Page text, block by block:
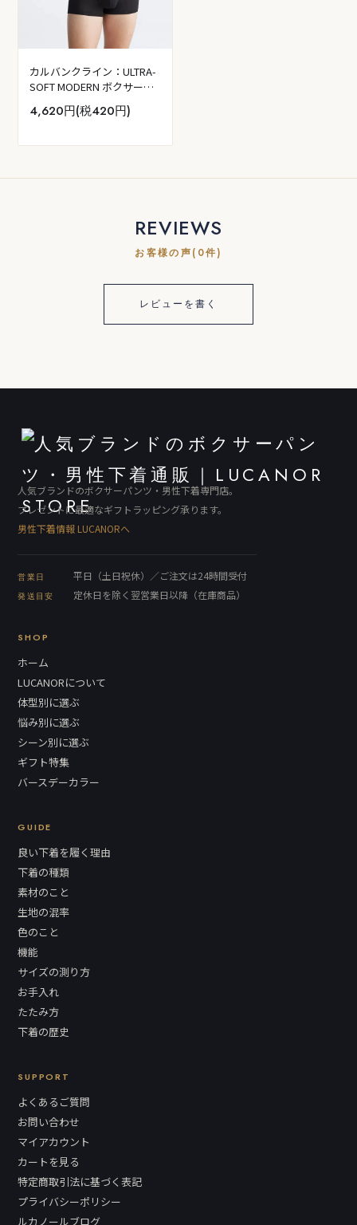
カルバンクライン：ULTRA-
SOFT MODERN ボクサーパ
ンツ (ブラック)
4,620円(税420円)
REVIEWS
お客様の声(0件)
レビューを書く
人気ブランドのボクサーパンツ・男性下着専門店。
プレゼントに最適なギフトラッピング承ります。
男性下着情報 LUCANORへ
営業日 平日（土日祝休）／ご注文は24時間受付
発送目安 定休日を除く翌営業日以降（在庫商品）
SHOP
ホーム
LUCANORについて
体型別に選ぶ
悩み別に選ぶ
シーン別に選ぶ
ギフト特集
バースデーカラー
GUIDE
良い下着を履く理由
下着の種類
素材のこと
生地の混率
色のこと
機能
サイズの測り方
お手入れ
たたみ方
下着の歴史
SUPPORT
よくあるご質問
お問い合わせ
マイアカウント
カートを見る
特定商取引法に基づく表記
プライバシーポリシー
ルカノールブログ